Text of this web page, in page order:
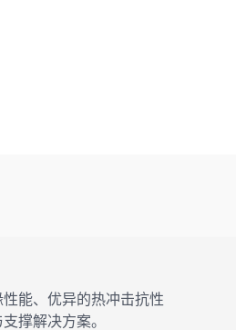
能、优异的热冲击抗性
撑解决方案。